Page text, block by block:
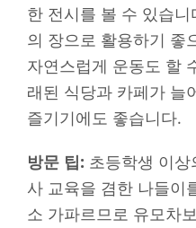
한 전시를 볼 수 있습
의 장으로 활용하기 좋
자연스럽게 운동도 할
래된 식당과 카페가 늘
즐기기에도 좋습니다.
방문 팁: 초등학생 이
사 교육을 겸한 나들이
소 가파르므로 유모차